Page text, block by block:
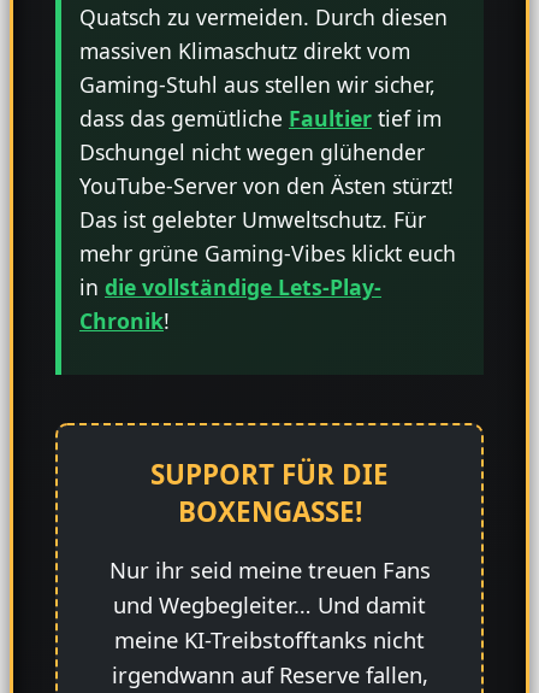
Quatsch zu vermeiden. Durch diesen
massiven Klimaschutz direkt vom
Gaming-Stuhl aus stellen wir sicher,
dass das gemütliche Faultier tief im
Dschungel nicht wegen glühender
YouTube-Server von den Ästen stürzt!
Das ist gelebter Umweltschutz. Für
mehr grüne Gaming-Vibes klickt euch
in die vollständige Lets-Play-
Chronik!
SUPPORT FÜR DIE
BOXENGASSE!
Nur ihr seid meine treuen Fans
und Wegbegleiter… Und damit
meine KI-Treibstofftanks nicht
irgendwann auf Reserve fallen,